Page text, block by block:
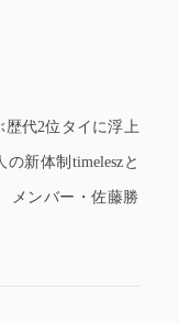
歴代2位タイに浮上
新体制timeleszと
メンバー・佐藤勝